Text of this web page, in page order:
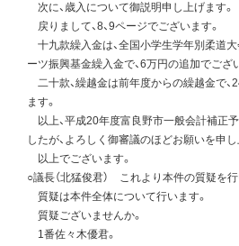
次に、歳入について御説明申し上げます。
戻りまして、8、9ページでございます。
十九款繰入金は、全国小学生学年別柔道
ーツ振興基金繰入金で、6万円の追加でござ
二十款、繰越金は前年度からの繰越金で
ます。
以上、平成20年度富良野市一般会計補正
したが、よろしく御審議のほどお願いを申し
以上でございます。
○議長（北猛俊君） これより本件の質疑を行
質疑は本件全体について行います。
質疑ございませんか。
1番佐々木優君。